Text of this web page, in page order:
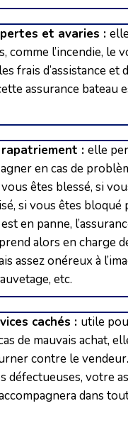
et avaries :
comme l’incendie, le
frais d’assistance et
assurance bateau
rapatriement : elle
en cas de
êtes blessé, si
si vous êtes bloqué
en panne,
alors en charge
assez onéreux à
etc.
cachés : utile
de mauvais achat,
contre le
défectueuses, votre
dans